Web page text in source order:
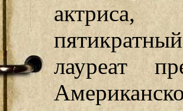
актриса,
пятикратный
лауреат